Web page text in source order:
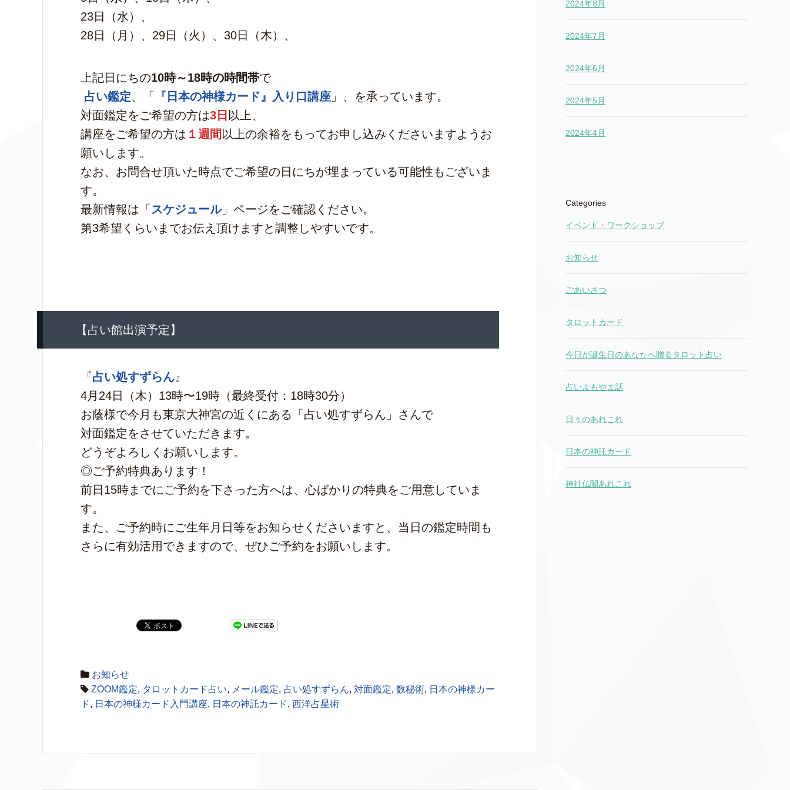
23日（水）、
28日（月）、29日（火）、30日（木）、
上記日にちの10時～18時の時間帯で
占い鑑定、「 『日本の神様カード』入り口講座 」、を承っています。
対面鑑定をご希望の方は3日 以上、
講座をご希望の方は １週間 以上の余裕をもってお申し込みくださいますようお
願いします。
なお、お問合せ頂いた時点でご希望の日にちが埋まっている可能性もございま
す。
最新情報は「 スケジュール」ページをご確認ください。
第3希望くらいまでお伝え頂けますと調整しやすいです。
【占い館出演予定】
『占い処すずらん 』
4月24日（木）13時〜19時（最終受付：18時30分）
お蔭様で今月も東京大神宮の近くにある「占い処すずらん」さんで
対面鑑定をさせていただきます。
どうぞよろしくお願いします。
◎ご予約特典あります！
前日15時までにご予約を下さった方へは、心ばかりの特典をご用意していま
す。
また、ご予約時にご生年月日等をお知らせくださいますと、当日の鑑定時間も
さらに有効活用できますので、ぜひご予約をお願いします。
お知らせ
ZOOM鑑定, タロットカード占い, メール鑑定, 占い処すずらん, 対面鑑定, 数秘術, 日本の神様カー
ド, 日本の神様カード入門講座, 日本の神託カード, 西洋占星術
2024年8月
2024年7月
2024年6月
2024年5月
2024年4月
Categories
イベント・ワークショップ
お知らせ
ごあいさつ
タロットカード
今日が誕生日のあなたへ贈るタロット占い
占いよもやま話
日々のあれこれ
日本の神託カード
神社仏閣あれこれ